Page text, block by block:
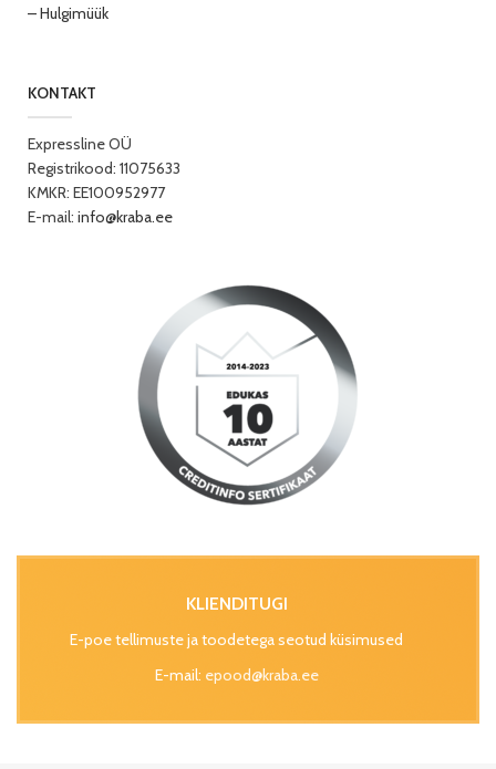
– Hulgimüük
KONTAKT
Expressline OÜ
Registrikood: 11075633
KMKR: EE100952977
E-mail: info@kraba.ee
KLIENDITUGI
E-poe tellimuste ja toodetega seotud küsimused
E-mail: epood@kraba.ee